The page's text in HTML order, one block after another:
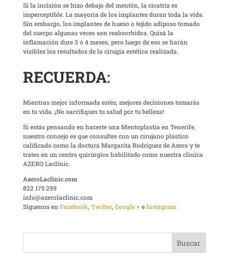
Si la incisión se hizo debajo del mentón, la cicatriz es
imperceptible. La mayoría de los implantes duran toda la vida.
Sin embargo, los implantes de hueso o tejido adiposo tomado
del cuerpo algunas veces son reabsorbidos. Quizá la
inflamación dure 3 ó 4 meses, pero luego de eso se harán
visibles los resultados de la cirugía estética realizada.
RECUERDA:
Mientras mejor informada estés, mejores decisiones tomarás
en tu vida. ¡No sacrifiques tu salud por tu belleza!
Si estás pensando en hacerte una Mentoplastia en Tenerife,
nuestro consejo es que consultes con un cirujano plástico
calificado como la doctora Margarita Rodríguez de Azero y te
trates en un centro quirúrgico habilitado como nuestra clínica
AZERO Laclinic.
AzeroLaclinic.com
822 175 299
info@azerolaclinic.com
Síguenos en Facebook, Twitter, Google +eInstagram